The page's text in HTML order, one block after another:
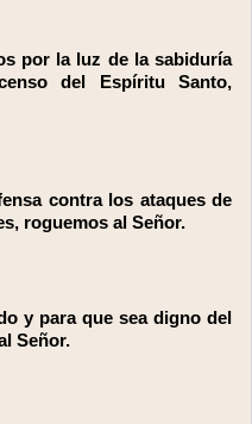
por la luz de la sabiduría
del Espíritu Santo,
contra los ataques de
roguemos al Señor.
y para que sea digno del
Señor.